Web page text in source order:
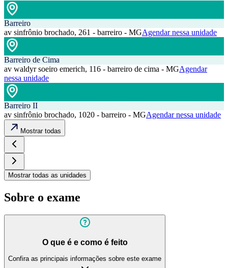
Barreiro
av sinfrônio brochado, 261 - barreiro - MGAgendar nessa unidade
Barreiro de Cima
av waldyr soeiro emerich, 116 - barreiro de cima - MGAgendar
nessa unidade
Barreiro II
av sinfrônio brochado, 1020 - barreiro - MGAgendar nessa unidade
Mostrar todas
Mostrar todas as unidades
Sobre o exame
O que é e como é feito
Confira as principais informações sobre este exame